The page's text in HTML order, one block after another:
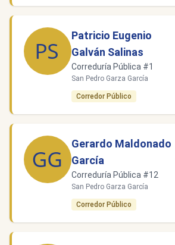
Patricio Eugenio
Galván Salinas
Correduría Pública #1
San Pedro Garza García
Corredor Público
Gerardo Maldonado
García
Correduría Pública #12
San Pedro Garza García
Corredor Público